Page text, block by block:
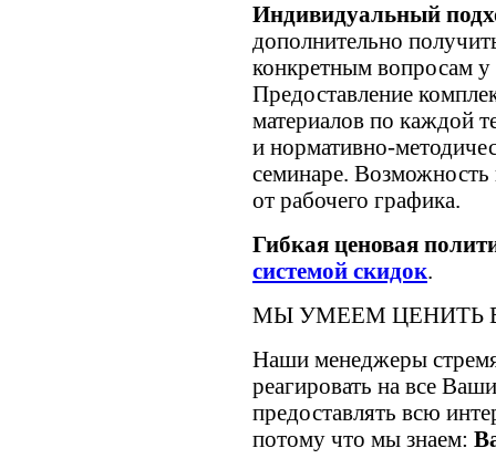
Индивидуальный
дополнительно
конкретным вопросам у
Предоставление
материалов по каждой
и нормативно-
семинаре. Возможность
от рабочего графика.
Гибкая ценовая
системой скидок.
МЫ УМЕЕМ ЦЕНИТЬ
Наши менеджеры
реагировать на все
предоставлять всю
потому что мы знаем: